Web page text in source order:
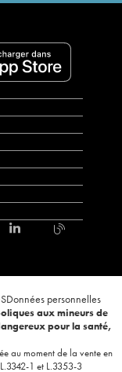
Données personnelles
aux mineurs de
pour la santé,
au moment de la vente en
1 et L.3353-3